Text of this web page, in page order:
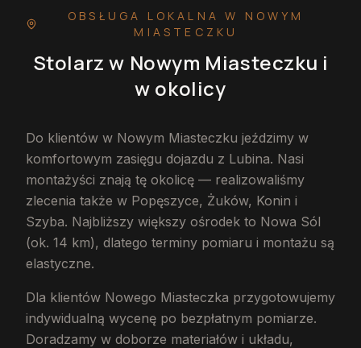
OBSŁUGA LOKALNAW NOWYM
MIASTECZKU
Stolarz w Nowym Miasteczku i
w okolicy
Do klientów w Nowym Miasteczku jeździmy w
komfortowym zasięgu dojazdu z Lubina. Nasi
montażyści znają tę okolicę — realizowaliśmy
zlecenia także w Popęszyce, Żuków, Konin i
Szyba. Najbliższy większy ośrodek to Nowa Sól
(ok. 14 km), dlatego terminy pomiaru i montażu są
elastyczne.
Dla klientów Nowego Miasteczka przygotowujemy
indywidualną wycenę po bezpłatnym pomiarze.
Doradzamy w doborze materiałów i układu,